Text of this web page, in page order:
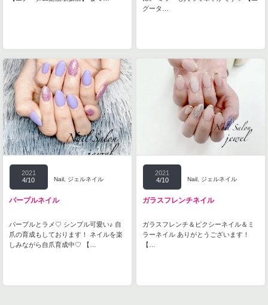
グータ…
2021
4/10
Nail ジェルネイル
パープルネイル
パープルとラメ♡ シンプル可愛い♪ 自
爪の育成もしております！ ネイルを楽
しみながら自爪育成中♡ 【…
2021
4/10
Nail ジェルネイル
ガラスフレンチネイル
ガラスフレンチ＆ピクシーネイル＆ミ
ラーネイル ありがとうございます！
【…